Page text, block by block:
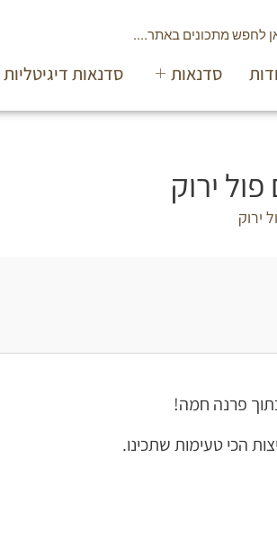
סדנאות סדנאות דיגיטליות
ירוק
ירוק
פרנה חמה!
הכי טעימות שתכינו.